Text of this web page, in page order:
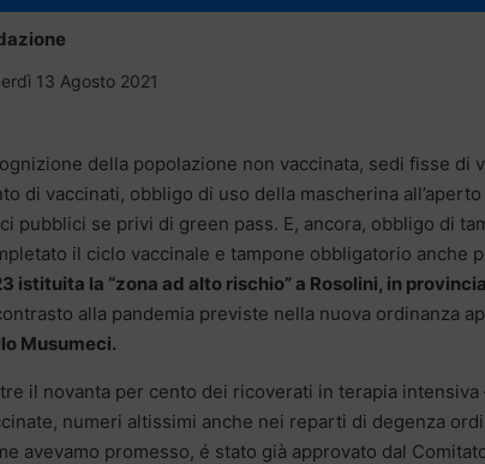
13 Agosto 2021
della popolazione non vaccinata, sedi fisse di
di vaccinati, obbligo di uso della mascherina
pubblici se privi di green pass. E, ancora, obbligo di
il ciclo vaccinale e tampone obbligatorio anche
istituita la “zona ad alto rischio” a Rosolini, in
alla pandemia previste nella nuova ordinanza
Musumeci.
il novanta per cento dei ricoverati in terapia
numeri altissimi anche nei reparti di degenza
avevamo promesso, é stato già approvato dal